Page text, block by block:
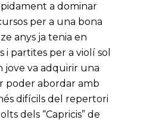
a dominar
per a una bona
anys ja tenia en
i partites per a violí sol
jove va adquirir una
poder abordar amb
difícils del repertori
dels “Capricis” de